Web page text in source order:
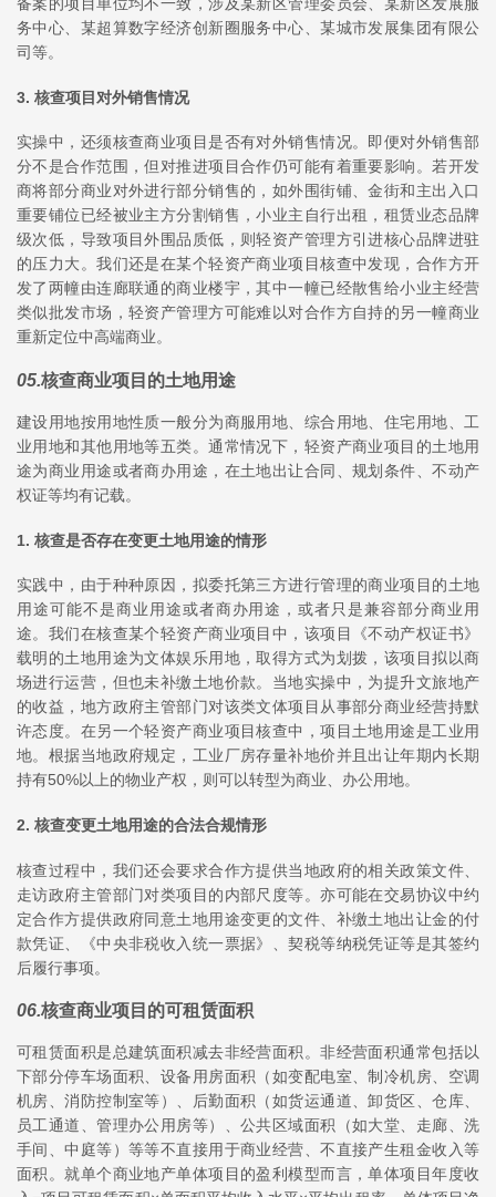
备案的项目单位均不一致，涉及某新区管理委员会、某新区发展服
务中心、某超算数字经济创新圈服务中心、某城市发展集团有限公
司等。
3. 核查项目对外销售情况
实操中，还须核查商业项目是否有对外销售情况。即便对外销售部
分不是合作范围，但对推进项目合作仍可能有着重要影响。若开发
商将部分商业对外进行部分销售的，如外围街铺、金街和主出入口
重要铺位已经被业主方分割销售，小业主自行出租，租赁业态品牌
级次低，导致项目外围品质低，则轻资产管理方引进核心品牌进驻
的压力大。我们还是在某个轻资产商业项目核查中发现，合作方开
发了两幢由连廊联通的商业楼宇，其中一幢已经散售给小业主经营
类似批发市场，轻资产管理方可能难以对合作方自持的另一幢商业
重新定位中高端商业。
05.核查商业项目的土地用途
建设用地按用地性质一般分为商服用地、综合用地、住宅用地、工
业用地和其他用地等五类。通常情况下，轻资产商业项目的土地用
途为商业用途或者商办用途，在土地出让合同、规划条件、不动产
权证等均有记载。
1. 核查是否存在变更土地用途的情形
实践中，由于种种原因，拟委托第三方进行管理的商业项目的土地
用途可能不是商业用途或者商办用途，或者只是兼容部分商业用
途。我们在核查某个轻资产商业项目中，该项目《不动产权证书》
载明的土地用途为文体娱乐用地，取得方式为划拨，该项目拟以商
场进行运营，但也未补缴土地价款。当地实操中，为提升文旅地产
的收益，地方政府主管部门对该类文体项目从事部分商业经营持默
许态度。在另一个轻资产商业项目核查中，项目土地用途是工业用
地。根据当地政府规定，工业厂房存量补地价并且出让年期内长期
持有50%以上的物业产权，则可以转型为商业、办公用地。
2. 核查变更土地用途的合法合规情形
核查过程中，我们还会要求合作方提供当地政府的相关政策文件、
走访政府主管部门对类项目的内部尺度等。亦可能在交易协议中约
定合作方提供政府同意土地用途变更的文件、补缴土地出让金的付
款凭证、《中央非税收入统一票据》、契税等纳税凭证等是其签约
后履行事项。
06.核查商业项目的可租赁面积
可租赁面积是总建筑面积减去非经营面积。非经营面积通常包括以
下部分停车场面积、设备用房面积（如变配电室、制冷机房、空调
机房、消防控制室等）、后勤面积（如货运通道、卸货区、仓库、
员工通道、管理办公用房等）、公共区域面积（如大堂、走廊、洗
手间、中庭等）等等不直接用于商业经营、不直接产生租金收入等
面积。就单个商业地产单体项目的盈利模型而言，单体项目年度收